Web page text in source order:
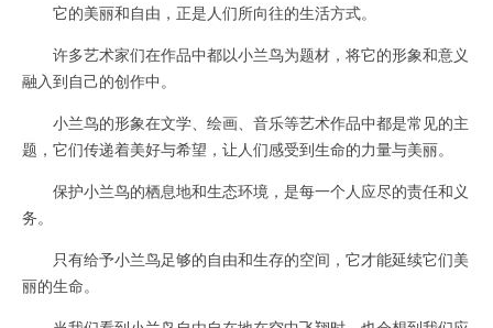
它的美丽和自由，正是人们所向往的生活方式。
许多艺术家们在作品中都以小兰鸟为题材，将它的形象和意义
融入到自己的创作中。
小兰鸟的形象在文学、绘画、音乐等艺术作品中都是常见的主
题，它们传递着美好与希望，让人们感受到生命的力量与美丽。
保护小兰鸟的栖息地和生态环境，是每一个人应尽的责任和义
务。
只有给予小兰鸟足够的自由和生存的空间，它才能延续它们美
丽的生命。